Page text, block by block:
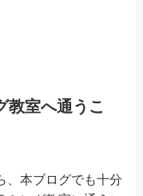
教室へ通うこ
、本ブログでも十分